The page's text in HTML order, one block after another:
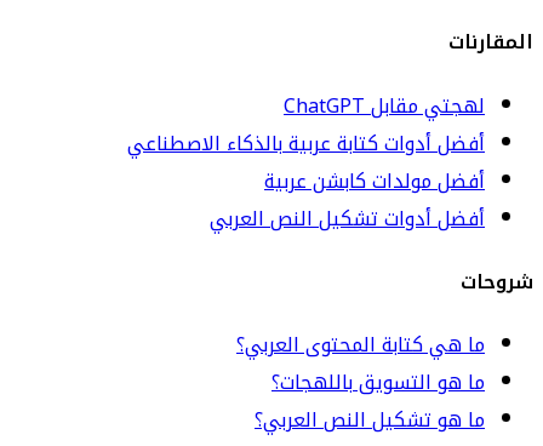
المقارنات
لهجتي مقابل ChatGPT
أفضل أدوات كتابة عربية بالذكاء الاصطناعي
أفضل مولدات كابشن عربية
أفضل أدوات تشكيل النص العربي
شروحات
ما هي كتابة المحتوى العربي؟
ما هو التسويق باللهجات؟
ما هو تشكيل النص العربي؟